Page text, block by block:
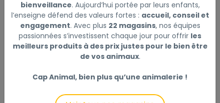
DescriptionLaisser un avis
Les sticks PROZYM® RF2 contiennent un actif exclusif
breveté, le RF2. Celui-ci empêche empêche les
indispensable de la constitution de la plaque dentaire.
bienveillance. Aujourd’hui portée par leurs enfants,
l’enseigne défend des valeurs fortes : accueil, conseil et
engagement. Avec plus 22 magasins, nos équipes
passionnées s’investissent chaque jour pour offrir les
meilleurs produits à des prix justes pour le bien être
de vos animaux.
Cap Animal, bien plus qu’une animalerie !